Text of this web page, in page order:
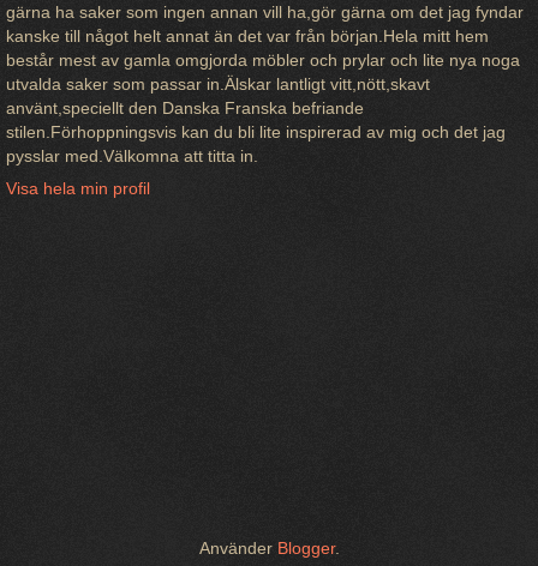
gärna ha saker som ingen annan vill ha,gör gärna om det jag fyndar
kanske till något helt annat än det var från början.Hela mitt hem
består mest av gamla omgjorda möbler och prylar och lite nya noga
utvalda saker som passar in.Älskar lantligt vitt,nött,skavt
använt,speciellt den Danska Franska befriande
stilen.Förhoppningsvis kan du bli lite inspirerad av mig och det jag
pysslar med.Välkomna att titta in.
Visa hela min profil
Använder Blogger.